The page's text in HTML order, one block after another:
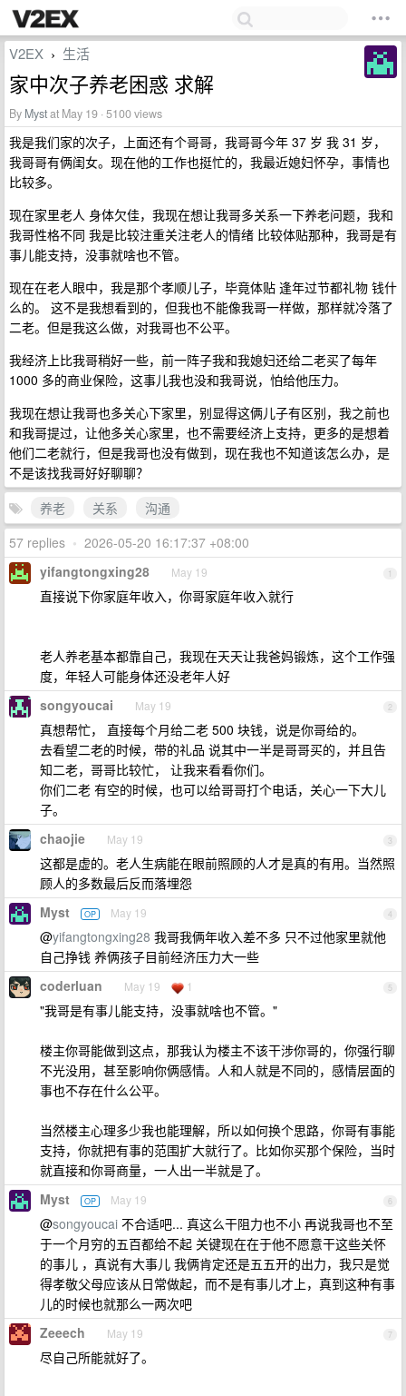
V2EX › 生活
家中次子养老困惑 求解
By Mystat May 19 · 5100 views
我是我们家的次子，上面还有个哥哥，我哥哥今年 37 岁 我 31 岁，
我哥哥有俩闺女。现在他的工作也挺忙的，我最近媳妇怀孕，事情也
比较多。
现在家里老人 身体欠佳，我现在想让我哥多关系一下养老问题，我和
我哥性格不同 我是比较注重关注老人的情绪 比较体贴那种，我哥是有
事儿能支持，没事就啥也不管。
现在在老人眼中，我是那个孝顺儿子，毕竟体贴 逢年过节都礼物 钱什
么的。 这不是我想看到的，但我也不能像我哥一样做，那样就冷落了
二老。但是我这么做，对我哥也不公平。
我经济上比我哥稍好一些，前一阵子我和我媳妇还给二老买了每年
1000 多的商业保险，这事儿我也没和我哥说，怕给他压力。
我现在想让我哥也多关心下家里，别显得这俩儿子有区别，我之前也
和我哥提过，让他多关心家里，也不需要经济上支持，更多的是想着
他们二老就行，但是我哥也没有做到，现在我也不知道该怎么办，是
不是该找我哥好好聊聊？
养老
关系
沟通
57 replies • 2026-05-20 16:17:37 +08:00
1
yifangtongxing28 May 19
直接说下你家庭年收入，你哥家庭年收入就行
老人养老基本都靠自己，我现在天天让我爸妈锻炼，这个工作强
度，年轻人可能身体还没老年人好
2
songyoucai May 19
真想帮忙， 直接每个月给二老 500 块钱，说是你哥给的。
去看望二老的时候，带的礼品 说其中一半是哥哥买的，并且告
知二老，哥哥比较忙， 让我来看看你们。
你们二老 有空的时候，也可以给哥哥打个电话，关心一下大儿
子。
3
chaojie May 19
这都是虚的。老人生病能在眼前照顾的人才是真的有用。当然照
顾人的多数最后反而落埋怨
4
Myst OP May 19
@yifangtongxing28 我哥我俩年收入差不多 只不过他家里就他
自己挣钱 养俩孩子目前经济压力大一些
5
coderluan May 19 1
"我哥是有事儿能支持，没事就啥也不管。"
楼主你哥能做到这点，那我认为楼主不该干涉你哥的，你强行聊
不光没用，甚至影响你俩感情。人和人就是不同的，感情层面的
事也不存在什么公平。
当然楼主心理多少我也能理解，所以如何换个思路，你哥有事能
支持，你就把有事的范围扩大就行了。比如你买那个保险，当时
就直接和你哥商量，一人出一半就是了。
6
Myst OP May 19
@songyoucai 不合适吧... 真这么干阻力也不小 再说我哥也不至
于一个月穷的五百都给不起 关键现在在于他不愿意干这些关怀
的事儿 ，真说有大事儿 我俩肯定还是五五开的出力，我只是觉
得孝敬父母应该从日常做起，而不是有事儿才上，真到这种有事
儿的时候也就那么一两次吧
7
Zeeech May 19
尽自己所能就好了。